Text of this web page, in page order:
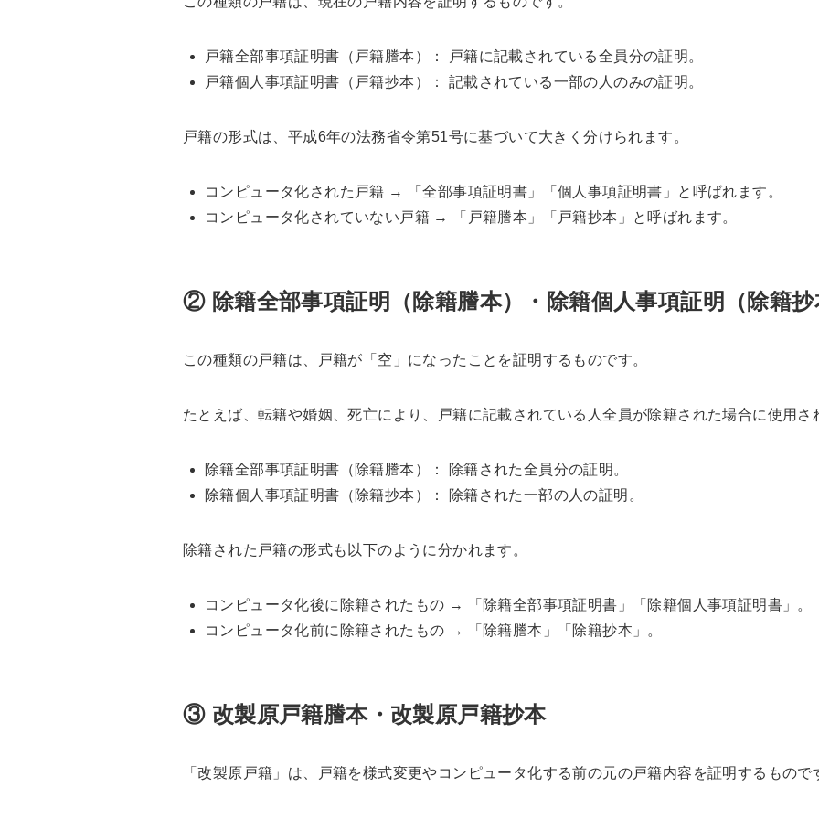
戸籍全部事項証明書（戸籍謄本）： 戸籍に記載されている全員分の証明。
戸籍個人事項証明書（戸籍抄本）： 記載されている一部の人のみの証明。
戸籍の形式は、平成6年の法務省令第51号に基づいて大きく分けられます。
コンピュータ化された戸籍 → 「全部事項証明書」「個人事項証明書」と呼ばれます。
コンピュータ化されていない戸籍 → 「戸籍謄本」「戸籍抄本」と呼ばれます。
② 除籍全部事項証明（除籍謄本）・除籍個人事項証明（除籍抄
この種類の戸籍は、戸籍が「空」になったことを証明するものです。
たとえば、転籍や婚姻、死亡により、戸籍に記載されている人全員が除籍された場合に使用さ
除籍全部事項証明書（除籍謄本）： 除籍された全員分の証明。
除籍個人事項証明書（除籍抄本）： 除籍された一部の人の証明。
除籍された戸籍の形式も以下のように分かれます。
コンピュータ化後に除籍されたもの → 「除籍全部事項証明書」「除籍個人事項証明書」。
コンピュータ化前に除籍されたもの → 「除籍謄本」「除籍抄本」。
③ 改製原戸籍謄本・改製原戸籍抄本
「改製原戸籍」は、戸籍を様式変更やコンピュータ化する前の元の戸籍内容を証明するもので